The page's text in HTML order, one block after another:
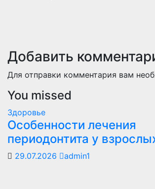
Добавить
Для отправки комментария вам
You missed
Здоровье
Особенности лечения
периодонтита у
29.07.2026 admin1